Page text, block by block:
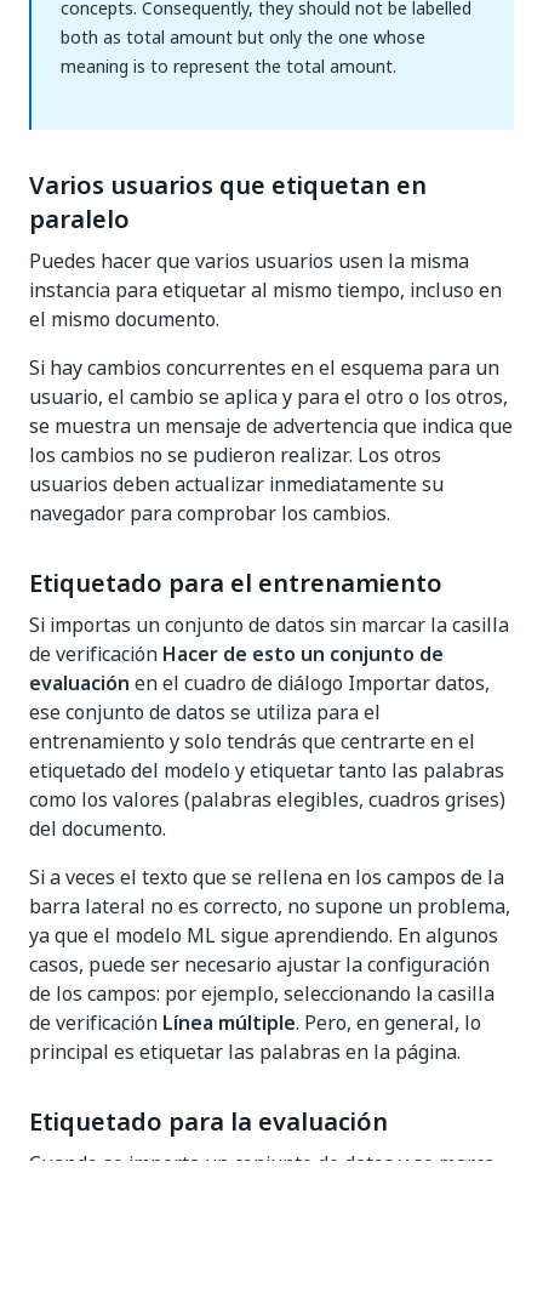
concepts. Consequently, they should not be labelled
both as total amount but only the one whose
meaning is to represent the total amount.
Varios usuarios que etiquetan en
paralelo
Puedes hacer que varios usuarios usen la misma
instancia para etiquetar al mismo tiempo, incluso en
el mismo documento.
Si hay cambios concurrentes en el esquema para un
usuario, el cambio se aplica y para el otro o los otros,
se muestra un mensaje de advertencia que indica que
los cambios no se pudieron realizar. Los otros
usuarios deben actualizar inmediatamente su
navegador para comprobar los cambios.
Etiquetado para el entrenamiento
Si importas un conjunto de datos sin marcar la casilla
de verificación Hacer de esto un conjunto de
evaluación en el cuadro de diálogo Importar datos,
ese conjunto de datos se utiliza para el
entrenamiento y solo tendrás que centrarte en el
etiquetado del modelo y etiquetar tanto las palabras
como los valores (palabras elegibles, cuadros grises)
del documento.
Si a veces el texto que se rellena en los campos de la
barra lateral no es correcto, no supone un problema,
ya que el modelo ML sigue aprendiendo. En algunos
casos, puede ser necesario ajustar la configuración
de los campos: por ejemplo, seleccionando la casilla
de verificación Línea múltiple. Pero, en general, lo
principal es etiquetar las palabras en la página.
Etiquetado para la evaluación
Cuando se importa un conjunto de datos y se marca